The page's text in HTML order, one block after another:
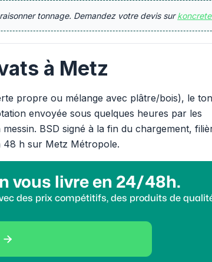
tonnage. Demandez votre devis sur
à Metz
propre ou mélange avec plâtre/bois), le
envoyée sous quelques heures par les
BSD signé à la fin du chargement,
48 h sur Metz Métropole.
vous livre en 24/48h.
des prix compétitifs, des produits de
